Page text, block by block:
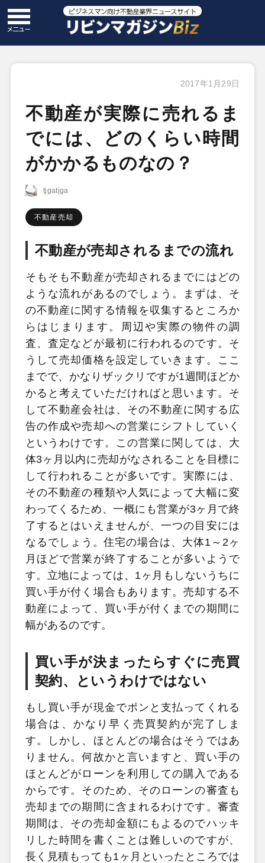
2017年1月29日
不動産が実際に売れるま
でには、どのくらい時間
がかかるものなの？
tjgatjga
不動産売却
不動産が売却されるまでの流れ
そもそも不動産が売却されるまでにはどの
ような流れがあるのでしょう。まずは、そ
の不動産に関する情報を収集するところか
らはじまります。周辺や実際の物件の調
査、査定などが最初に行われるのです。そ
うして売却価格を設定していきます。ここ
までで、かなりザックリですが1週間ほどか
かると考えていただければと思います。そ
して不動産会社は、その不動産に関する広
告の作成や売却への営業にシフトしていく
というわけです。この営業に関しては、大
体3ヶ月以内に売却がなされることを目標に
して行われることが多いです。実際には、
その不動産の種類や人気によって大幅に変
わってくるため、一概にも営業が3ヶ月で終
了するとはいえませんが、一つの目安には
なるでしょう。住宅の場合は、大体1～2ヶ
月ほどで営業が終了することが多いようで
す。立地によっては、1ヶ月もしないうちに
買い手が付く場合もあります。売却する不
動産によって、買い手が付くまでの期間に
幅があるのです。
買い手が決まったらすぐに売買
契約、というわけではない
もし買い手が現金でポンと支払ってくれる
場合は、かなり早く売買契約が完了しま
す。しかし、ほとんどの場合はそうではあ
りません。何故かと言いますと、買い手の
ほとんどがローンを利用しての購入である
からです。そのため、そのローンの審査も
売却までの期間に含まれるわけです。審査
期間は、その売却金額にもよるのでハッキ
リした時間を書くことは難しいのですが、
長く見積もっても1ヶ月といったところでは